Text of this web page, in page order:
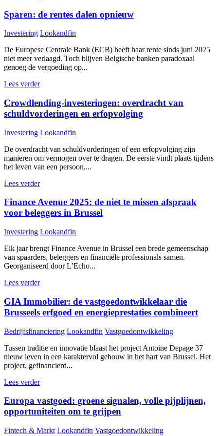
Sparen: de rentes dalen opnieuw
Investering Lookandfin
De Europese Centrale Bank (ECB) heeft haar rente sinds juni 2025
niet meer verlaagd. Toch blijven Belgische banken paradoxaal
genoeg de vergoeding op...
Lees verder
Crowdlending-investeringen: overdracht van
schuldvorderingen en erfopvolging
Investering Lookandfin
De overdracht van schuldvorderingen of een erfopvolging zijn
manieren om vermogen over te dragen. De eerste vindt plaats tijdens
het leven van een persoon,...
Lees verder
Finance Avenue 2025: de niet te missen afspraak
voor beleggers in Brussel
Investering Lookandfin
Elk jaar brengt Finance Avenue in Brussel een brede gemeenschap
van spaarders, beleggers en financiële professionals samen.
Georganiseerd door L’Echo...
Lees verder
GIA Immobilier: de vastgoedontwikkelaar die
Brusseels erfgoed en energieprestaties combineert
Bedrijfsfinanciering Lookandfin Vastgoedontwikkeling
Tussen traditie en innovatie blaast het project Antoine Depage 37
nieuw leven in een karaktervol gebouw in het hart van Brussel. Het
project, gefinancierd...
Lees verder
Europa vastgoed: groene signalen, volle pijplijnen,
opportuniteiten om te grijpen
Fintech & Markt Lookandfin Vastgoedontwikkeling